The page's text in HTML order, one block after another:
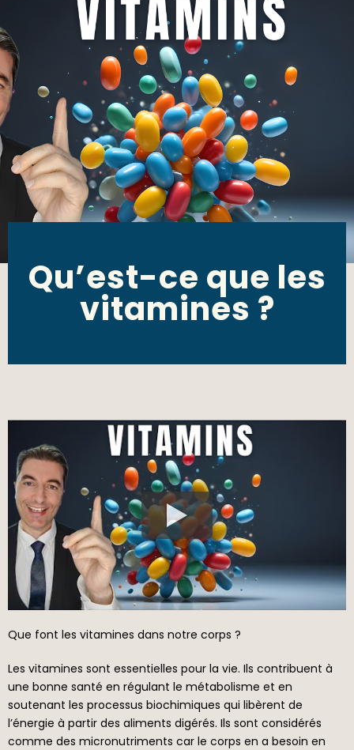
Qu’est-ce que les
vitamines ?
Que font les vitamines dans notre corps ?
Les vitamines sont essentielles pour la vie. Ils contribuent à
une bonne santé en régulant le métabolisme et en
soutenant les processus biochimiques qui libèrent de
l’énergie à partir des aliments digérés. Ils sont considérés
comme des micronutriments car le corps en a besoin en